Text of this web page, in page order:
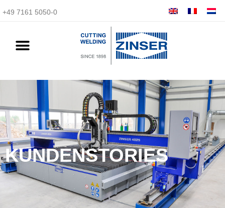
+49 7161 5050-0
KUNDENSTORIES